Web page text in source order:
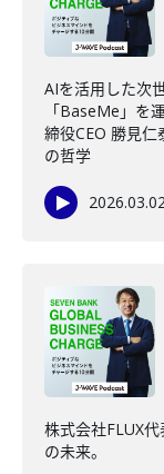
AIを活用した次
「BaseMe」を
締役CEO 勝見
の哲学
株式会社FLUX
の未来。